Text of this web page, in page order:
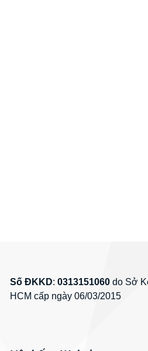
Số ĐKKD:0313151060 do Sở
HCM cấp ngày 06/03/2015